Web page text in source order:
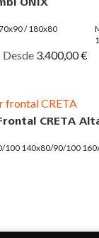
/ 180x80
Desde 3.400,00 €
CRETA
100 140x80/90/100